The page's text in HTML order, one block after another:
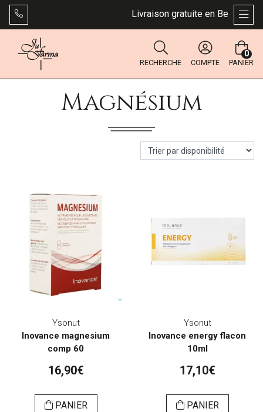
Livraison gratuite en Belgique
RECHERCHE COMPTE PANIER
0
Magnésium
Ysonut
Inovance magnesium
comp 60
16,90€
PANIER
Ysonut
Inovance energy flacon
10ml
17,10€
PANIER